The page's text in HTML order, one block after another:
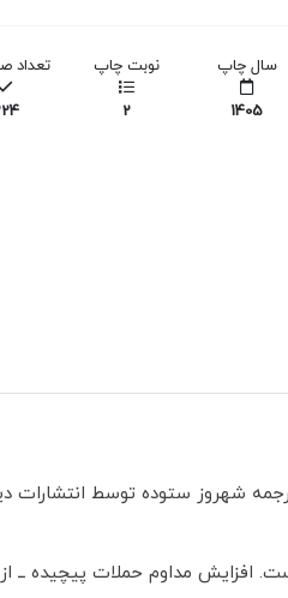
سال چاپ
1405
نوبت چاپ
2
تعداد
شهروز ستوده توسط انتشارات
افزایش مداوم حملات پیچیده